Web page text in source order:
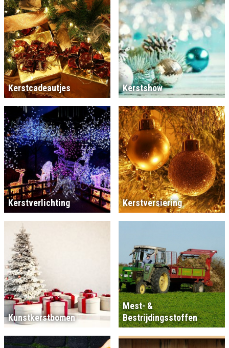
Kerstcadeautjes Kerstshow
Kerstverlichting Kerstversiering
Kunstkerstbomen
Mest- &
Bestrijdingsstoffen